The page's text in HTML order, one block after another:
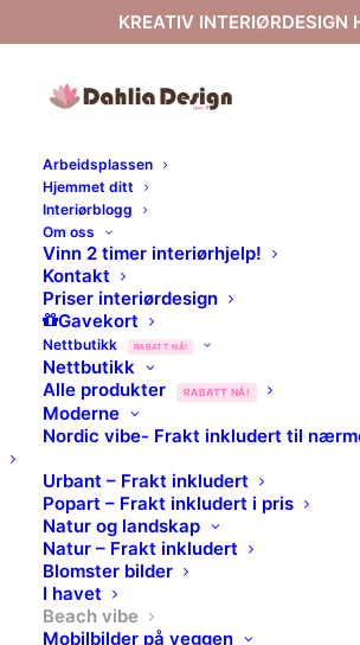
KREATIV INTERIØRDESIGN
Arbeidsplassen
Hjemmet ditt
Interiørblogg
Om oss
Vinn 2 timer interiørhjelp!
Kontakt
Priser interiørdesign
Gavekort
Nettbutikk RABATT NÅ!
Nettbutikk
Alle produkter
RABATT NÅ!
Moderne
Nordic vibe- Frakt inkludert til
Urbant – Frakt inkludert
Popart – Frakt inkludert i pris
Natur og landskap
Natur – Frakt inkludert
Blomster bilder
I havet
Beach vibe
Mobilbilder på veggen
Home